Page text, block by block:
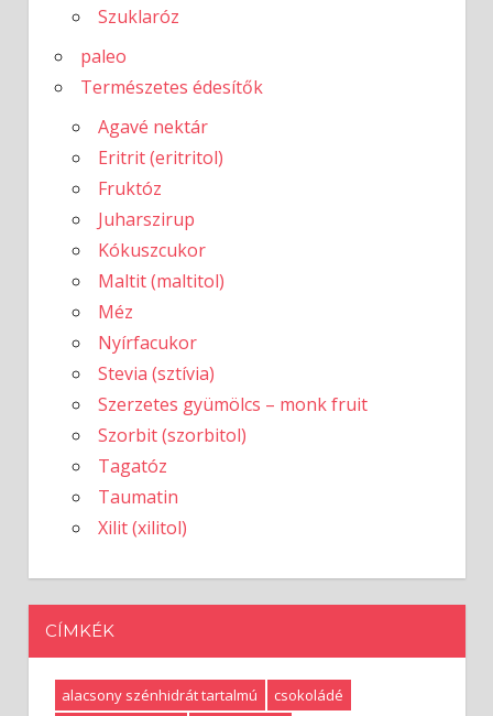
Szuklaróz
paleo
Természetes édesítők
Agavé nektár
Eritrit (eritritol)
Fruktóz
Juharszirup
Kókuszcukor
Maltit (maltitol)
Méz
Nyírfacukor
Stevia (sztívia)
Szerzetes gyümölcs – monk fruit
Szorbit (szorbitol)
Tagatóz
Taumatin
Xilit (xilitol)
CÍMKÉK
alacsony szénhidrát tartalmú
csokoládé